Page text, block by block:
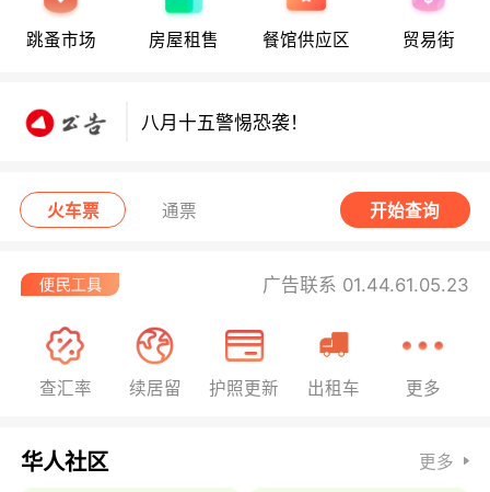
跳蚤市场 房屋租售 餐馆供应区 贸易街
八月十五警惕恐袭！
火车票 通票 开始查询
广告联系 01.44.61.05.23
查汇率 续居留 护照更新 出租车 更多
华人社区 更多